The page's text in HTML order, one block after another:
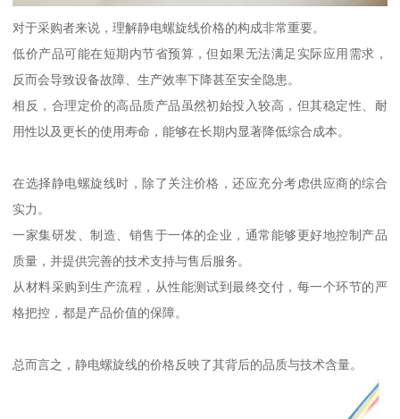
对于采购者来说，理解静电螺旋线价格的构成非常重要。
低价产品可能在短期内节省预算，但如果无法满足实际应用需求，
反而会导致设备故障、生产效率下降甚至安全隐患。
相反，合理定价的高品质产品虽然初始投入较高，但其稳定性、耐
用性以及更长的使用寿命，能够在长期内显著降低综合成本。
在选择静电螺旋线时，除了关注价格，还应充分考虑供应商的综合
实力。
一家集研发、制造、销售于一体的企业，通常能够更好地控制产品
质量，并提供完善的技术支持与售后服务。
从材料采购到生产流程，从性能测试到最终交付，每一个环节的严
格把控，都是产品价值的保障。
总而言之，静电螺旋线的价格反映了其背后的品质与技术含量。